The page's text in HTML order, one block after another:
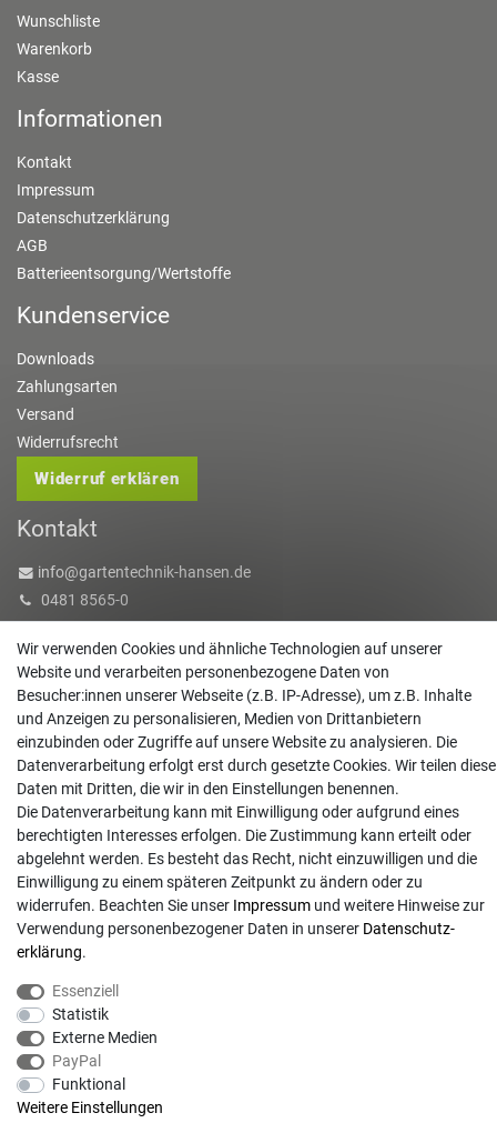
Wunschliste
Warenkorb
Kasse
Informationen
Kontakt
Impressum
Datenschutzerklärung
AGB
Batterieentsorgung/Wertstoffe
Kundenservice
Downloads
Zahlungsarten
Versand
Widerrufsrecht
Widerruf erklären
Kontakt
info@gartentechnik-hansen.de
0481 8565-0
Mo. - Do. 08:00 - 17:00 | Fr. 8:00 - 15:00
Anrufe aus dem dt. Festnetz zum Ortstarif, Preise aus dem Mobilfunknetz ggf.
abweichend (abhängig vom Provider).
© Copyright 2026 | Alle Rechte vorbehalten. - Gartentechnik Hansen | Realisation
Wir verwenden Cookies und ähnliche Technologien auf unserer
Website und verarbeiten personenbezogene Daten von
Besucher:innen unserer Webseite (z.B. IP-Adresse), um z.B. Inhalte
und Anzeigen zu personalisieren, Medien von Drittanbietern
einzubinden oder Zugriffe auf unsere Website zu analysieren. Die
Datenverarbeitung erfolgt erst durch gesetzte Cookies. Wir teilen diese
Daten mit Dritten, die wir in den Einstellungen benennen.
Die Datenverarbeitung kann mit Einwilligung oder aufgrund eines
berechtigten Interesses erfolgen. Die Zustimmung kann erteilt oder
abgelehnt werden. Es besteht das Recht, nicht einzuwilligen und die
Einwilligung zu einem späteren Zeitpunkt zu ändern oder zu
widerrufen. Beachten Sie unser Impressum und weitere Hinweise zur
Verwendung personenbezogener Daten in unserer Daten­schutz­
erklärung.
Essenziell
Statistik
Externe Medien
PayPal
Funktional
Weitere Einstellungen